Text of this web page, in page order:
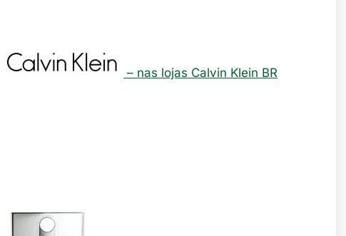
– nas lojas Calvin Klein BR